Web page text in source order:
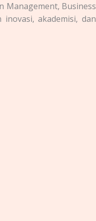
Management, Business
akademisi, dan